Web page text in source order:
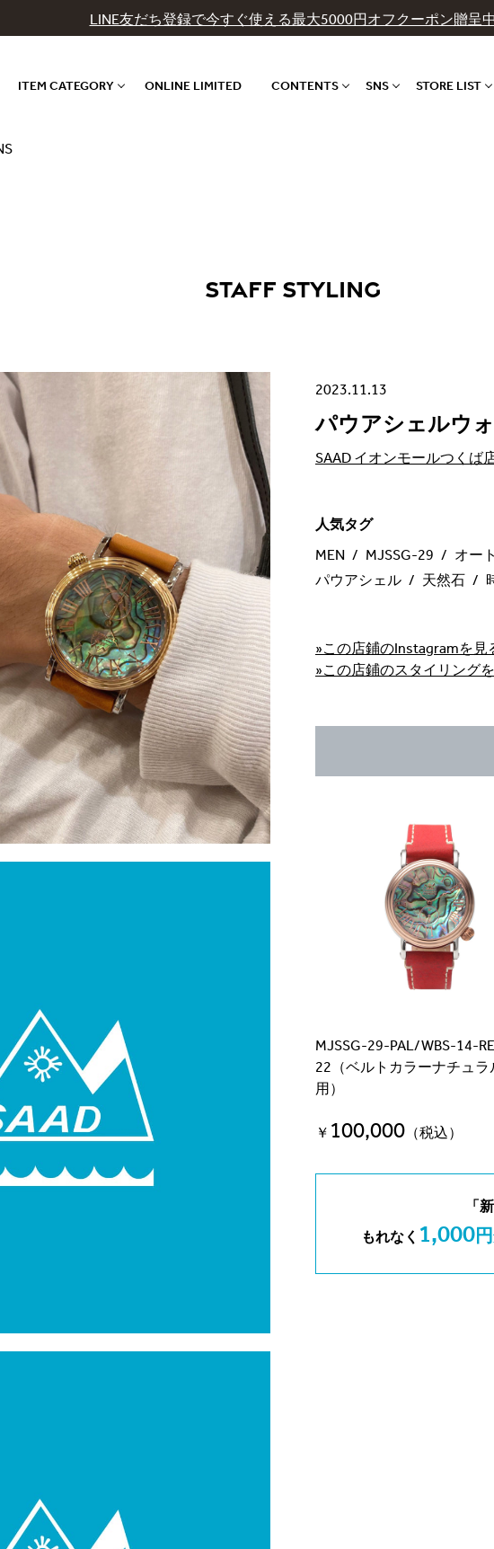
LINE友だち登録で今すぐ使える最大5000円オフクーポン贈呈中
ITEM CATEGORY ONLINE LIMITED CONTENTS SNS STORE LIST
STAFF STYLING
2023.11.13
パウアシェルウ
SAAD イオンモールつくば
人気タグ
MEN
MJSSG-29 オー
パウアシェル
天然石
»この店鋪のInstagramを見
»この店鋪のスタイリング
MJSSG-29-PAL/WBS-14-
22（ベルトカラーナチュラ
用）
￥ 100,000 （税込）
「
もれなく 1,000